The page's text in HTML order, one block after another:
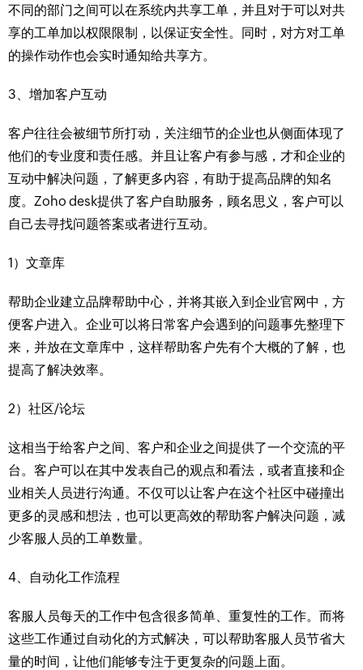
不同的部门之间可以在系统内共享工单，并且对于可以对共
享的工单加以权限限制，以保证安全性。同时，对方对工单
的操作动作也会实时通知给共享方。
3、增加客户互动
客户往往会被细节所打动，关注细节的企业也从侧面体现了
他们的专业度和责任感。并且让客户有参与感，才和企业的
互动中解决问题，了解更多内容，有助于提高品牌的知名
度。Zoho desk提供了客户自助服务，顾名思义，客户可以
自己去寻找问题答案或者进行互动。
1）文章库
帮助企业建立品牌帮助中心，并将其嵌入到企业官网中，方
便客户进入。企业可以将日常客户会遇到的问题事先整理下
来，并放在文章库中，这样帮助客户先有个大概的了解，也
提高了解决效率。
2）社区/论坛
这相当于给客户之间、客户和企业之间提供了一个交流的平
台。客户可以在其中发表自己的观点和看法，或者直接和企
业相关人员进行沟通。不仅可以让客户在这个社区中碰撞出
更多的灵感和想法，也可以更高效的帮助客户解决问题，减
少客服人员的工单数量。
4、自动化工作流程
客服人员每天的工作中包含很多简单、重复性的工作。而将
这些工作通过自动化的方式解决，可以帮助客服人员节省大
量的时间，让他们能够专注于更复杂的问题上面。